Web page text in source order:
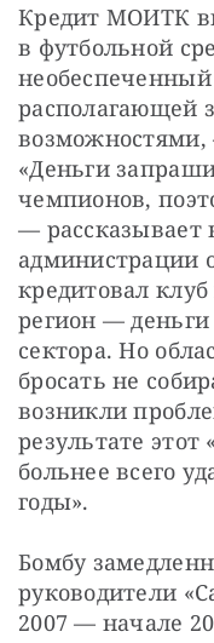
Кредит МОИТК
в футбольной
располагающей
«Деньги
чемпионов,
— рассказывает
администрации
кредитовал
регион —
сектора. Но
бросать не
возникли
результате
больнее всего
годы».
Бомбу
руководители
2007 — начале